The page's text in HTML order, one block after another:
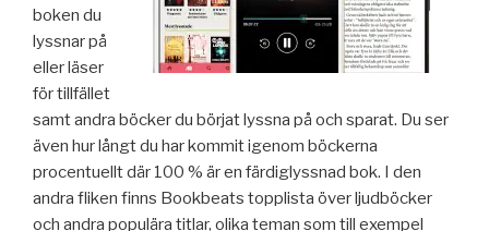
boken du
lyssnar på
eller läser
för tillfället
samt andra böcker du börjat lyssna på och sparat. Du ser
även hur långt du har kommit igenom böckerna
procentuellt där 100 % är en färdiglyssnad bok. I den
andra fliken finns Bookbeats topplista över ljudböcker
och andra populära titlar, olika teman som till exempel